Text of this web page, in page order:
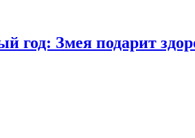
год: Змея подарит